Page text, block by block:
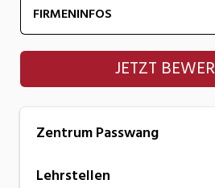
FIRMENINFOS
Zentrum Passwang
JETZT
Zentrum Passwang
Lehrstellen